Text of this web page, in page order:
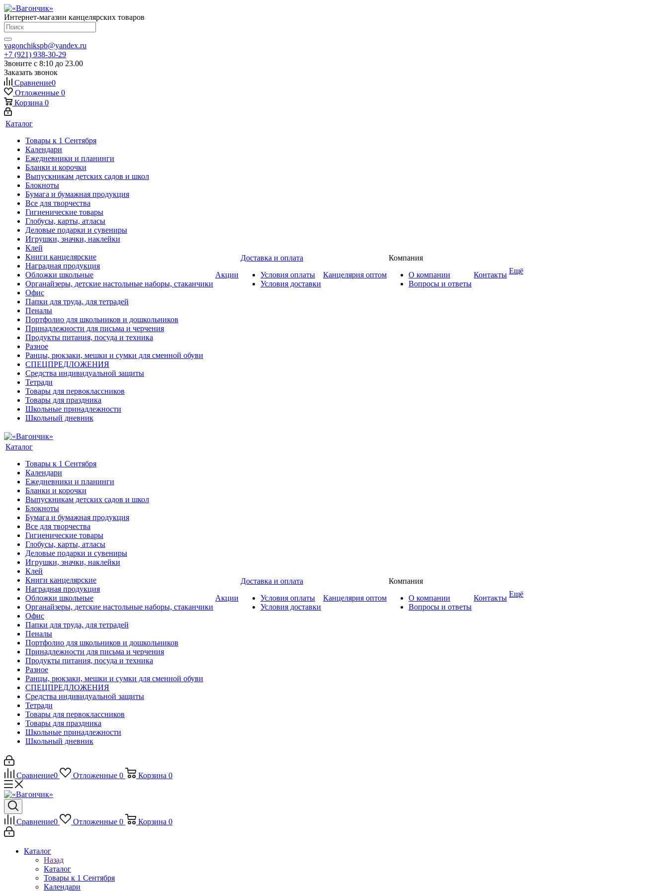
Интернет-магазин канцелярских товаров
vagonchikspb@yandex.ru
+7 (921) 938-30-29
Звоните с 8:10 до 23.00
Заказать звонок
Сравнение0
Отложенные 0
Корзина 0
Каталог
Товары к 1 Сентября
Календари
Ежедневники и планинги
Бланки и корочки
Выпускникам детских садов и школ
Блокноты
Бумага и бумажная продукция
Все для творчества
Гигиенические товары
Глобусы, карты, атласы
Деловые подарки и сувениры
Игрушки, значки, наклейки
Клей
Книги канцелярские
Наградная продукция
Обложки школьные
Органайзеры, детские настольные наборы, стаканчики
Офис
Папки для труда, для тетрадей
Пеналы
Портфолио для школьников и дошкольников
Принадлежности для письма и черчения
Продукты питания, посуда и техника
Разное
Ранцы, рюкзаки, мешки и сумки для сменной обуви
СПЕЦПРЕДЛОЖЕНИЯ
Средства индивидуальной защиты
Тетради
Товары для первоклассников
Товары для праздника
Школьные принадлежности
Школьный дневник
Акции
Доставка и оплата
Условия оплаты
Условия доставки
Канцелярия оптом
Компания
О компании
Вопросы и ответы
Контакты Ещё
Каталог
Товары к 1 Сентября
Календари
Ежедневники и планинги
Бланки и корочки
Выпускникам детских садов и школ
Блокноты
Бумага и бумажная продукция
Все для творчества
Гигиенические товары
Глобусы, карты, атласы
Деловые подарки и сувениры
Игрушки, значки, наклейки
Клей
Книги канцелярские
Наградная продукция
Обложки школьные
Органайзеры, детские настольные наборы, стаканчики
Офис
Папки для труда, для тетрадей
Пеналы
Портфолио для школьников и дошкольников
Принадлежности для письма и черчения
Продукты питания, посуда и техника
Разное
Ранцы, рюкзаки, мешки и сумки для сменной обуви
СПЕЦПРЕДЛОЖЕНИЯ
Средства индивидуальной защиты
Тетради
Товары для первоклассников
Товары для праздника
Школьные принадлежности
Школьный дневник
Акции
Доставка и оплата
Условия оплаты
Условия доставки
Канцелярия оптом
Компания
О компании
Вопросы и ответы
Контакты Ещё
Сравнение0 Отложенные 0 Корзина 0
Сравнение0 Отложенные 0 Корзина 0
Каталог
Назад
Каталог
Товары к 1 Сентября
Календари